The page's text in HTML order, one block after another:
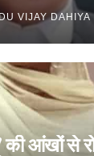
VIJAY DAHIYA
की आंखों से